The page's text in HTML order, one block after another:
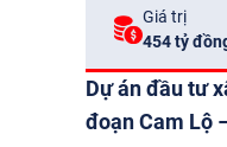
Giá trị
454 tỷ
Dự án đầu tư
đoạn Cam Lộ